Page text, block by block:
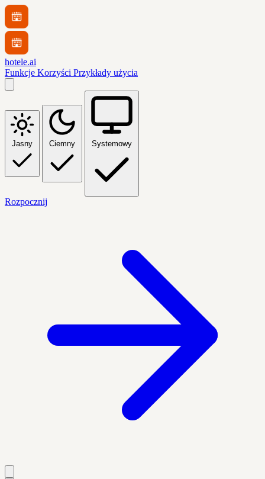
hotele.ai
Funkcje Korzyści Przykłady użycia
Jasny Ciemny Systemowy
Rozpocznij